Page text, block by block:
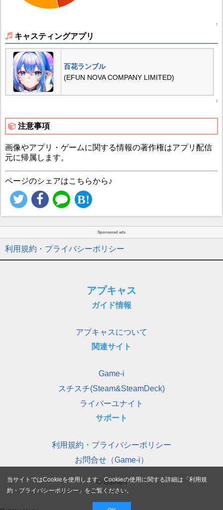
↑
キャスティングアプリ
百花ランブル
(EFUN NOVA COMPANY LIMITED)
↑
注意事項
画像やアプリ・ゲームに関する情報の著作権はアプリ配信
元に帰属します。
ページのシェアはこちらから♪
Sponsored ads
利用規約・プライバシーポリシー
アプキャス
ガイド情報
アプキャスについて
関連サイト
Game-i
スチスチ(Steam&SteamDeck)
ライバーユナイト
サポート
利用規約・プライバシーポリシー
お問合せ（Game-i）
© Game-i
当サイトではCookieを使用します。Cookieの使用に関する詳細は「利用規
約・プライバシーポリシー 」をご覧ください。